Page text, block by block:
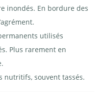
inondés. En bordure des
utilisés
Plus rarement en
nutritifs, souvent tassés.